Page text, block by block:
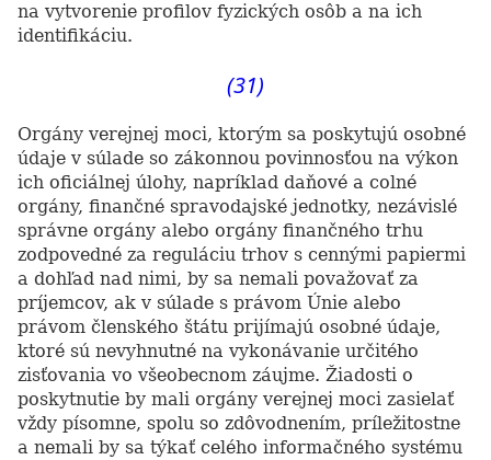
na vytvorenie profilov fyzických osôb a na ich
identifikáciu.
(31)
Orgány verejnej moci, ktorým sa poskytujú osobné
údaje v súlade so zákonnou povinnosťou na výkon
ich oficiálnej úlohy, napríklad daňové a colné
orgány, finančné spravodajské jednotky, nezávislé
správne orgány alebo orgány finančného trhu
zodpovedné za reguláciu trhov s cennými papiermi
a dohľad nad nimi, by sa nemali považovať za
príjemcov, ak v súlade s právom Únie alebo
právom členského štátu prijímajú osobné údaje,
ktoré sú nevyhnutné na vykonávanie určitého
zisťovania vo všeobecnom záujme. Žiadosti o
poskytnutie by mali orgány verejnej moci zasielať
vždy písomne, spolu so zdôvodnením, príležitostne
a nemali by sa týkať celého informačného systému